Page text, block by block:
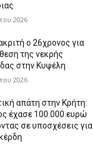
2026
ο 26χρονος για
της νεκρής
στην Κυψέλη
2026
απάτη στην Κρήτη:
έχασε 100.000 ευρώ
σε υποσχέσεις για